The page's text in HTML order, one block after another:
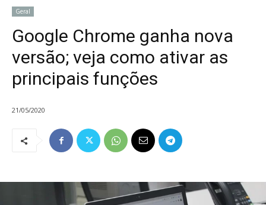
Geral
Google Chrome ganha nova
versão; veja como ativar as
principais funções
21/05/2020